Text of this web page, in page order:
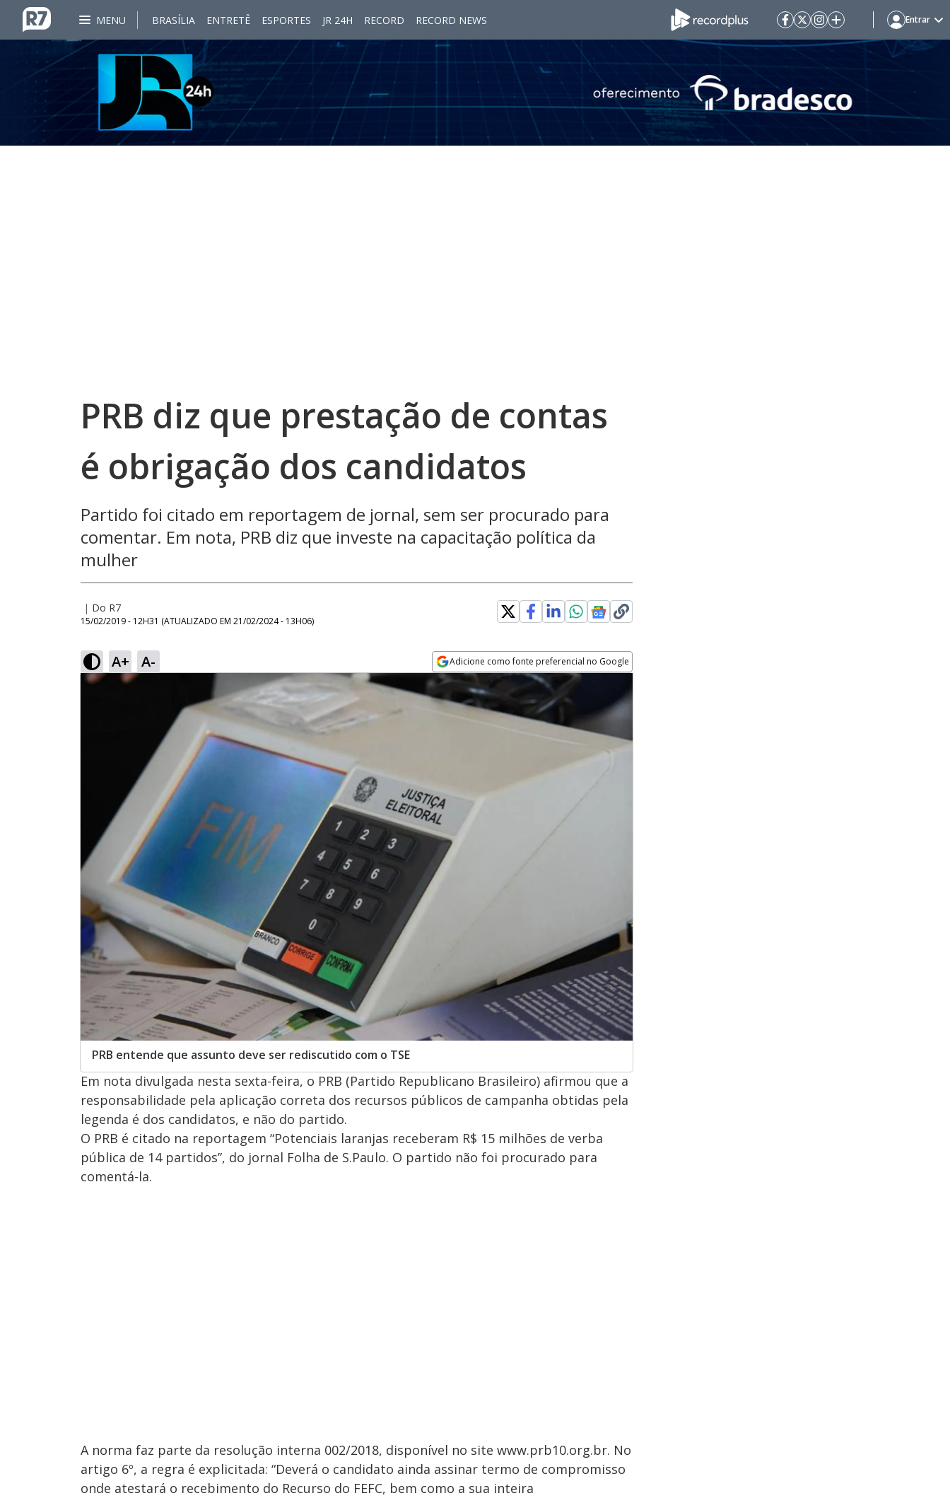
MENU BRASÍLIA ENTRETÊ ESPORTES JR 24H RECORD RECORD NEWS Entrar
PRB diz que prestação de contas
é obrigação dos candidatos
Partido foi citado em reportagem de jornal, sem ser procurado para
comentar. Em nota, PRB diz que investe na capacitação política da
mulher
| Do R7
15/02/2019 - 12H31 (ATUALIZADO EM 21/02/2024 - 13H06)
A+ A- Adicione como fonte preferencial no Google
Opens in new window
PRB entende que assunto deve ser rediscutido com o TSE
Em nota divulgada nesta sexta-feira, o PRB (Partido Republicano Brasileiro) afirmou que a
responsabilidade pela aplicação correta dos recursos públicos de campanha obtidas pela
legenda é dos candidatos, e não do partido.
O PRB é citado na reportagem “Potenciais laranjas receberam R$ 15 milhões de verba
pública de 14 partidos”, do jornal Folha de S.Paulo. O partido não foi procurado para
comentá-la.
A norma faz parte da resolução interna 002/2018, disponível no site www.prb10.org.br. No
artigo 6º, a regra é explicitada: “Deverá o candidato ainda assinar termo de compromisso
onde atestará o recebimento do Recurso do FEFC, bem como a sua inteira